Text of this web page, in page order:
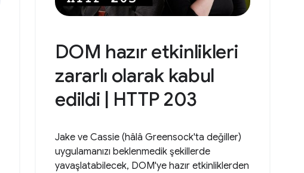
DOM hazır etkinlikleri
zararlı olarak kabul
edildi | HTTP 203
Jake ve Cassie (hâlâ Greensock'ta değiller)
uygulamanızı beklenmedik şekillerde
yavaşlatabilecek, DOM'ye hazır etkinliklerden